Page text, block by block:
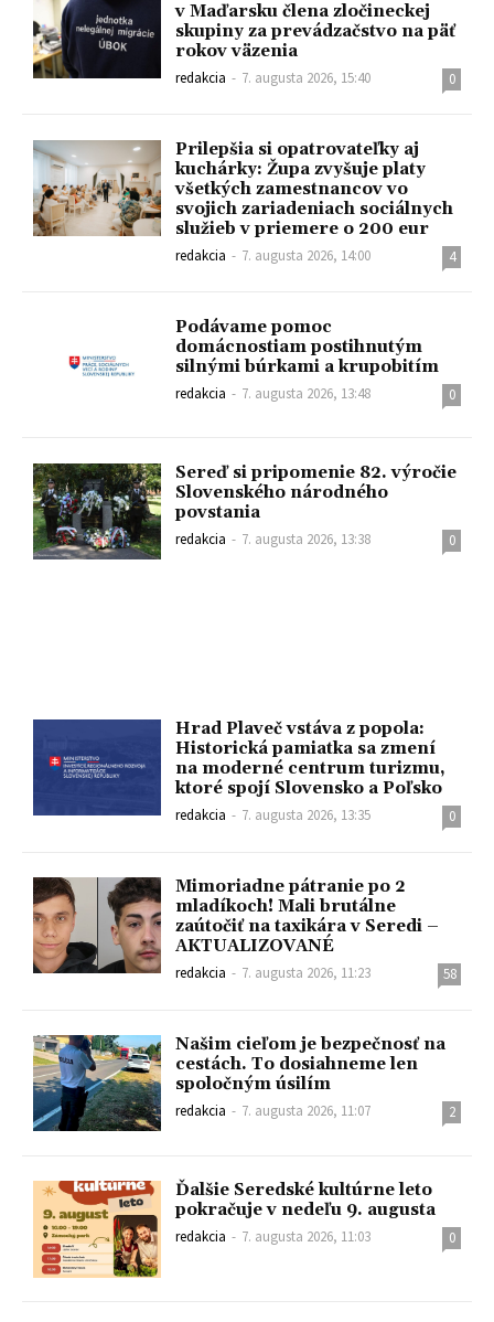
v Maďarsku člena zločineckej
skupiny za prevádzačstvo na päť
rokov väzenia
redakcia - 7. augusta 2026, 15:40 0
Prilepšia si opatrovateľky aj
kuchárky: Župa zvyšuje platy
všetkých zamestnancov vo
svojich zariadeniach sociálnych
služieb v priemere o 200 eur
redakcia - 7. augusta 2026, 14:00 4
Podávame pomoc
domácnostiam postihnutým
silnými búrkami a krupobitím
redakcia - 7. augusta 2026, 13:48 0
Sereď si pripomenie 82. výročie
Slovenského národného
povstania
redakcia - 7. augusta 2026, 13:38 0
Hrad Plaveč vstáva z popola:
Historická pamiatka sa zmení
na moderné centrum turizmu,
ktoré spojí Slovensko a Poľsko
redakcia - 7. augusta 2026, 13:35 0
Mimoriadne pátranie po 2
mladíkoch! Mali brutálne
zaútočiť na taxikára v Seredi –
AKTUALIZOVANÉ
redakcia - 7. augusta 2026, 11:23 58
Našim cieľom je bezpečnosť na
cestách. To dosiahneme len
spoločným úsilím
redakcia - 7. augusta 2026, 11:07 2
Ďalšie Seredské kultúrne leto
pokračuje v nedeľu 9. augusta
redakcia - 7. augusta 2026, 11:03 0